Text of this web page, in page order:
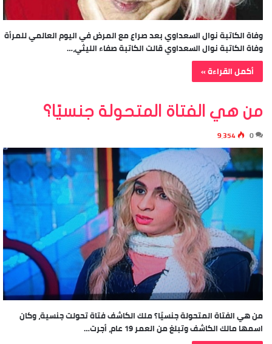
وفاة الكاتبة نوال السعداوي بعد صراع مع المرض في اليوم العالمي للمرأة
وفاة الكاتبة نوال السعداوي قالت الكاتبة صفاء الليثي،…
أكمل القراءة »
من هي الفتاة المتحولة جنسيًا؟
0 9٬354
من هي الفتاة المتحولة جنسيًا؟ ملك الكاشف فتاة تحولت جنسية، وكان
اسمها مالك الكاشف وتبلغ من العمر 19 عام، أجرت…